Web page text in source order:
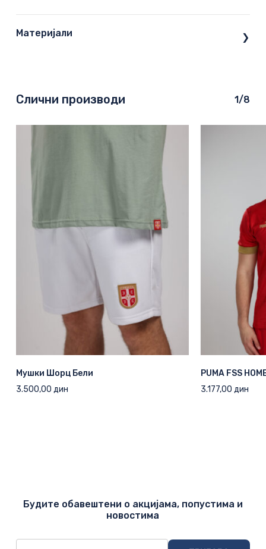
Нема производа у корпи.
Материјали ❯
Слични производи 1/8
Мушки Шорц Бели
3.500,00 дин
PUMA FSS
3.177,00 дин
Будите обавештени о акцијама, попустима и
новостима